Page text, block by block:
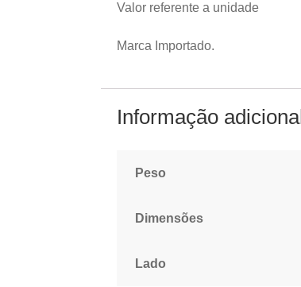
Valor referente a unidade
Marca Importado.
Informação adicional
Peso
Dimensões
Lado